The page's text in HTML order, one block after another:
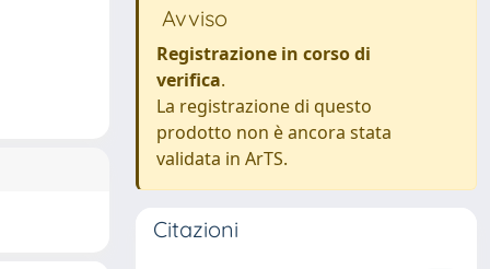
Avviso
Registrazione in corso di
verifica.
La registrazione di questo
prodotto non è ancora stata
validata in ArTS.
Citazioni